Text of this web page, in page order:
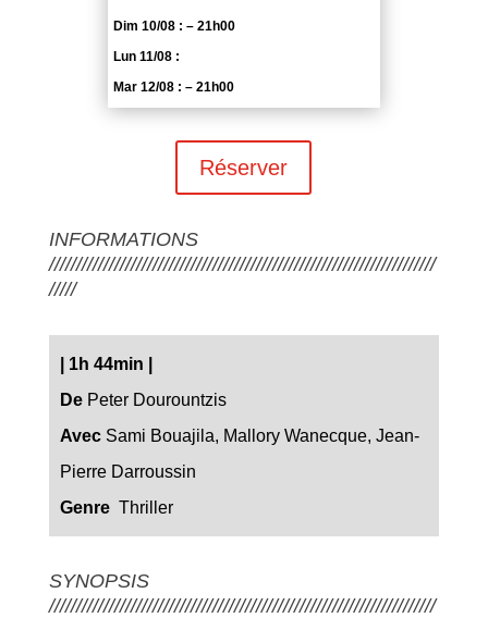
Dim 10/08 : – 21h00
Lun 11/08 :
Mar 12/08 : – 21h00
Réserver
INFORMATIONS
///////////////////////////////////////////////////////////////////////
/////
1h 44min
DePeter Dourountzis
AvecSami Bouajila, Mallory Wanecque, Jean-
Pierre Darroussin
GenreThriller
SYNOPSIS
///////////////////////////////////////////////////////////////////////